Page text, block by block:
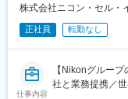
変更の範囲：会
受託製造分野で
細胞受託生産に
ニコンが有する
Lonza社の細胞
ます。
Lonza社がもつネ
全世界への製品
株式会社ニコン・セル・
正社員 転勤なし
仕事内容
【Nikonグルー
社と業務提携／